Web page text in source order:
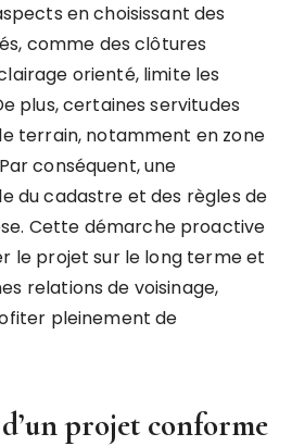
en choisissant des
comme des clôtures
orienté, limite les
plus, certaines servitudes
terrain, notamment en zone
conséquent, une
du cadastre et des règles de
Cette démarche proactive
le projet sur le long terme et
relations de voisinage,
pleinement de
d’un projet conforme